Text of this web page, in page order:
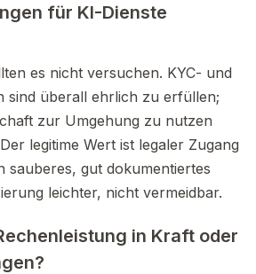
für KI-Dienste
es nicht versuchen. KYC- und
sind überall ehrlich zu erfüllen;
zur Umgehung zu nutzen
legitime Wert ist legaler Zugang
sauberes, gut dokumentiertes
leichter, nicht vermeidbar.
in Kraft oder